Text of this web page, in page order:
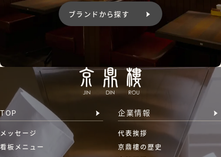
ブランドから探す
TOP
メッセージ
看板メニュー
企業情報
代表挨拶
京鼎樓の歴史